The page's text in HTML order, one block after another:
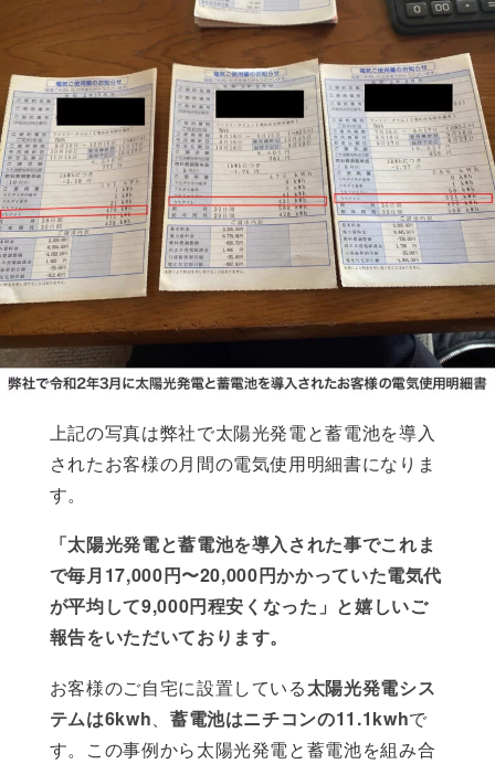
上記の写真は弊社で太陽光発電と蓄電池を導入
されたお客様の月間の電気使用明細書になりま
す。
「太陽光発電と蓄電池を導入された事でこれま
で毎月17,000円〜20,000円かかっていた電気代
が平均して9,000円程安くなった」と嬉しいご
報告をいただいております。
お客様のご自宅に設置している太陽光発電シス
テムは6kwh、 蓄電池はニチコンの11.1kwhで
す。この事例から太陽光発電と蓄電池を組み合